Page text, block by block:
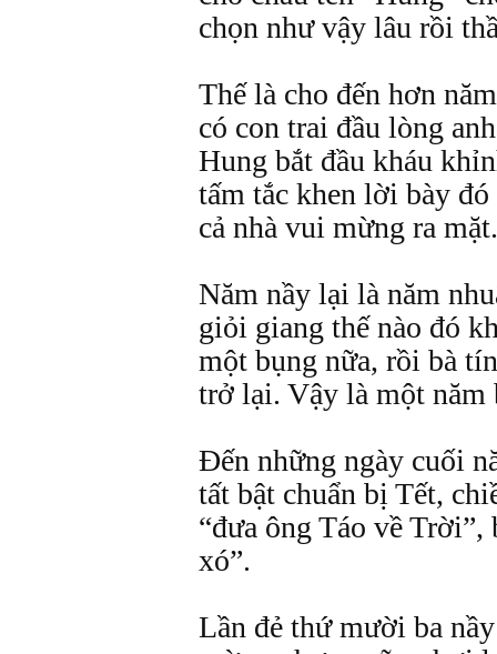
chọn như vậy lâu rồi
Thế là cho đến hơn
có con trai đầu lòng
Hung bắt đầu kháu
tấm tắc khen lời bày
cả nhà vui mừng ra mặt.
Năm nầy lại là năm
giỏi giang thế nào đó
một bụng nữa, rồi bà
trở lại. Vậy là một năm
Đến những ngày cuối
tất bật chuẩn bị Tết,
“đưa ông Táo về Trời”,
xó”.
Lần đẻ thứ mười ba